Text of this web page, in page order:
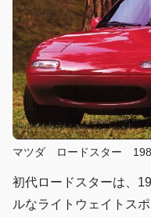
マツダ ロードスター
初代ロードスターは、
ルなライトウェイトス